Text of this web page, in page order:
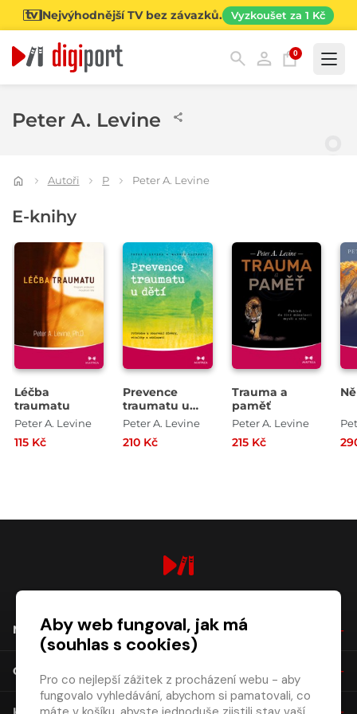
Nejvýhodnější TV bez závazků. Vyzkoušet za 1 Kč
0
Peter A. Levine
Autoři P Peter A. Levine
E-knihy
Léčba
traumatu
Peter A. Levine
115 Kč
Prevence
traumatu u
dětí
Peter A. Levine
210 Kč
Trauma a
paměť
Peter A. Levine
215 Kč
NÁKUP
O SPOLEČNOSTI
Aby web fungoval, jak má
(souhlas s cookies)
Pro co nejlepší zážitek z procházení webu - aby
fungovalo vyhledávání, abychom si pamatovali, co